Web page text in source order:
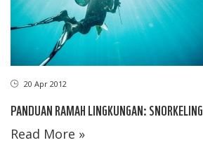
20 Apr 2012
PANDUAN RAMAH LINGKUNGAN: SNORKELING
Read More »